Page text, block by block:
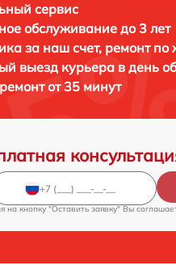
сервис
обслуживание до 3 лет
за наш счет, ремонт
выезд курьера в день
от 35 минут
на кнопку "Оставить заявку" Вы